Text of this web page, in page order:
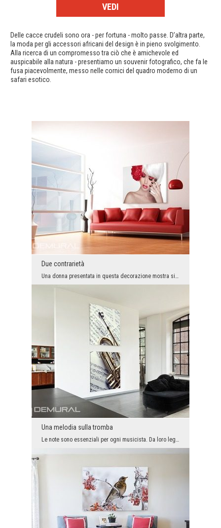
VEDI
Delle cacce crudeli sono ora - per fortuna - molto passe. D’altra parte,
la moda per gli accessori africani del design è in pieno svolgimento.
Alla ricerca di un compromesso tra ciò che è amichevole ed
auspicabile alla natura - presentiamo un souvenir fotografico, che fa le
fusa piacevolmente, messo nelle cornici del quadro moderno di un
safari esotico.
Due contrarietà
Una melodia sulla tromba